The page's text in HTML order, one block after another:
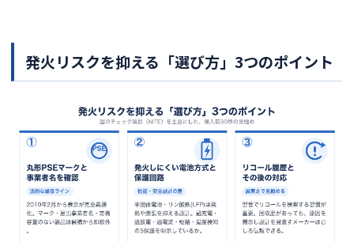
発火リスクを抑える「選び方」3つのポイント